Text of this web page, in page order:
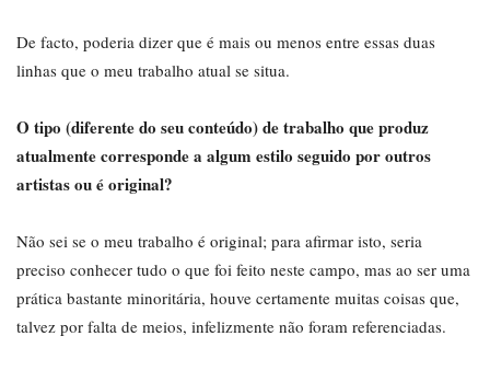
De facto, poderia dizer que é mais ou menos entre essas duas
linhas que o meu trabalho atual se situa.
O tipo (diferente do seu conteúdo) de trabalho que produz
atualmente corresponde a algum estilo seguido por outros
artistas ou é original?
Não sei se o meu trabalho é original; para afirmar isto, seria
preciso conhecer tudo o que foi feito neste campo, mas ao ser uma
prática bastante minoritária, houve certamente muitas coisas que,
talvez por falta de meios, infelizmente não foram referenciadas.